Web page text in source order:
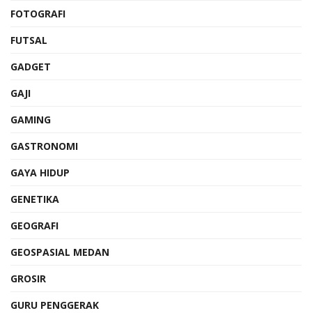
FOTOGRAFI
FUTSAL
GADGET
GAJI
GAMING
GASTRONOMI
GAYA HIDUP
GENETIKA
GEOGRAFI
GEOSPASIAL MEDAN
GROSIR
GURU PENGGERAK